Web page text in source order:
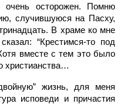
осторожен. Помню
случившуюся на Пасху,
В храме ко мне
“Крестимся-то под
вместе с тем это было
христианства…
жизнь, для меня
исповеди и причастия